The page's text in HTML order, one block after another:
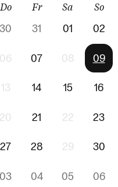
Do Fr Sa So
30 31 01 02
06 07 08 09
13 14 15 16
20 21 22 23
27 28 29 30
03 04 05 06